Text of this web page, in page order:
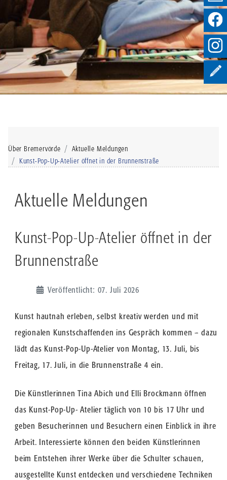
Über Bremervörde
Aktuelle Meldungen
Kunst-Pop-Up-Atelier öffnet in der Brunnenstraße
Aktuelle Meldungen
Kunst-Pop-Up-Atelier öffnet in der
Brunnenstraße
Veröffentlicht: 07. Juli 2026
Kunst hautnah erleben, selbst kreativ werden und mit
regionalen Kunstschaffenden ins Gespräch kommen – dazu
lädt das Kunst-Pop-Up-Atelier von Montag, 13. Juli, bis
Freitag, 17. Juli, in die Brunnenstraße 4 ein.
Die Künstlerinnen Tina Abich und Elli Brockmann öffnen
das Kunst-Pop-Up- Atelier täglich von 10 bis 17 Uhr und
geben Besucherinnen und Besuchern einen Einblick in ihre
Arbeit. Interessierte können den beiden Künstlerinnen
beim Entstehen ihrer Werke über die Schulter schauen,
ausgestellte Kunst entdecken und verschiedene Techniken